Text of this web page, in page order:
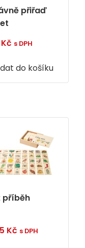
přiřaď
Kč s DPH
do košíku
příběh
Kč s DPH